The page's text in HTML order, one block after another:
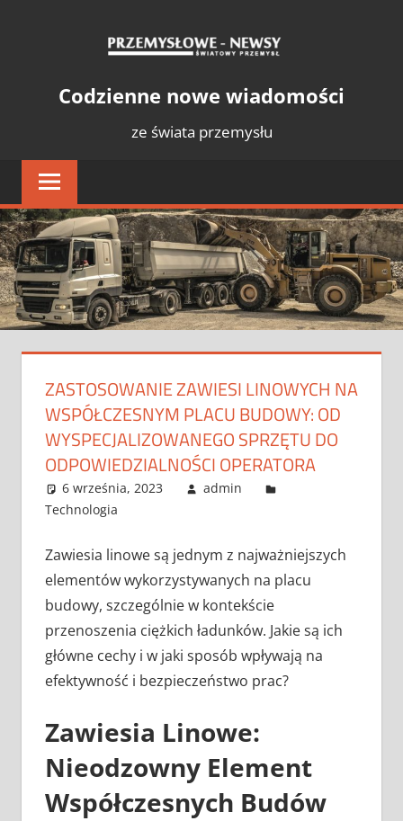
PrzemysłCodzienne nowe wiadomości
ze świata przemysłu
ZASTOSOWANIE ZAWIESI LINOWYCH NA
WSPÓŁCZESNYM PLACU BUDOWY: OD
WYSPECJALIZOWANEGO SPRZĘTU DO
ODPOWIEDZIALNOŚCI OPERATORA
6 września, 2023
admin
Technologia
Zawiesia linowe są jednym z najważniejszych
elementów wykorzystywanych na placu
budowy, szczególnie w kontekście
przenoszenia ciężkich ładunków. Jakie są ich
główne cechy i w jaki sposób wpływają na
efektywność i bezpieczeństwo prac?
Zawiesia Linowe:
Nieodzowny Element
Współczesnych Budów